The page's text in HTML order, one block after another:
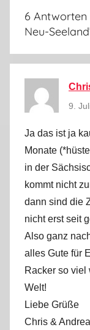
6 Antworten
Neu-Seeland
9.
Ja das ist ja
Monate
in der
kommt nicht
dann sind die
nicht erst seit
Also ganz
alles Gute für
Racker so
Welt!
Liebe Grüße
Chris &